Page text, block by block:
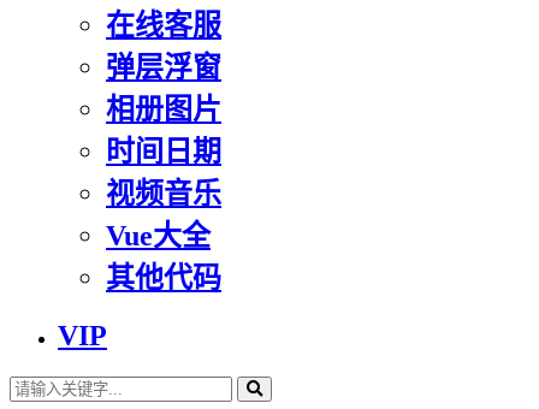
在线客服
弹层浮窗
相册图片
时间日期
视频音乐
Vue大全
其他代码
VIP